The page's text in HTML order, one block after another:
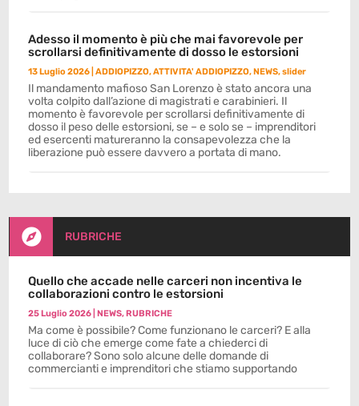
Adesso il momento è più che mai favorevole per
scrollarsi definitivamente di dosso le estorsioni
13 Luglio 2026 |ADDIOPIZZO,ATTIVITA' ADDIOPIZZO,NEWS,slider
Il mandamento mafioso San Lorenzo è stato ancora una
volta colpito dall’azione di magistrati e carabinieri. Il
momento è favorevole per scrollarsi definitivamente di
dosso il peso delle estorsioni, se – e solo se – imprenditori
ed esercenti matureranno la consapevolezza che la
liberazione può essere davvero a portata di mano.
 RUBRICHE
Quello che accade nelle carceri non incentiva le
collaborazioni contro le estorsioni
25 Luglio 2026 |NEWS,RUBRICHE
Ma come è possibile? Come funzionano le carceri? E alla
luce di ciò che emerge come fate a chiederci di
collaborare? Sono solo alcune delle domande di
commercianti e imprenditori che stiamo supportando